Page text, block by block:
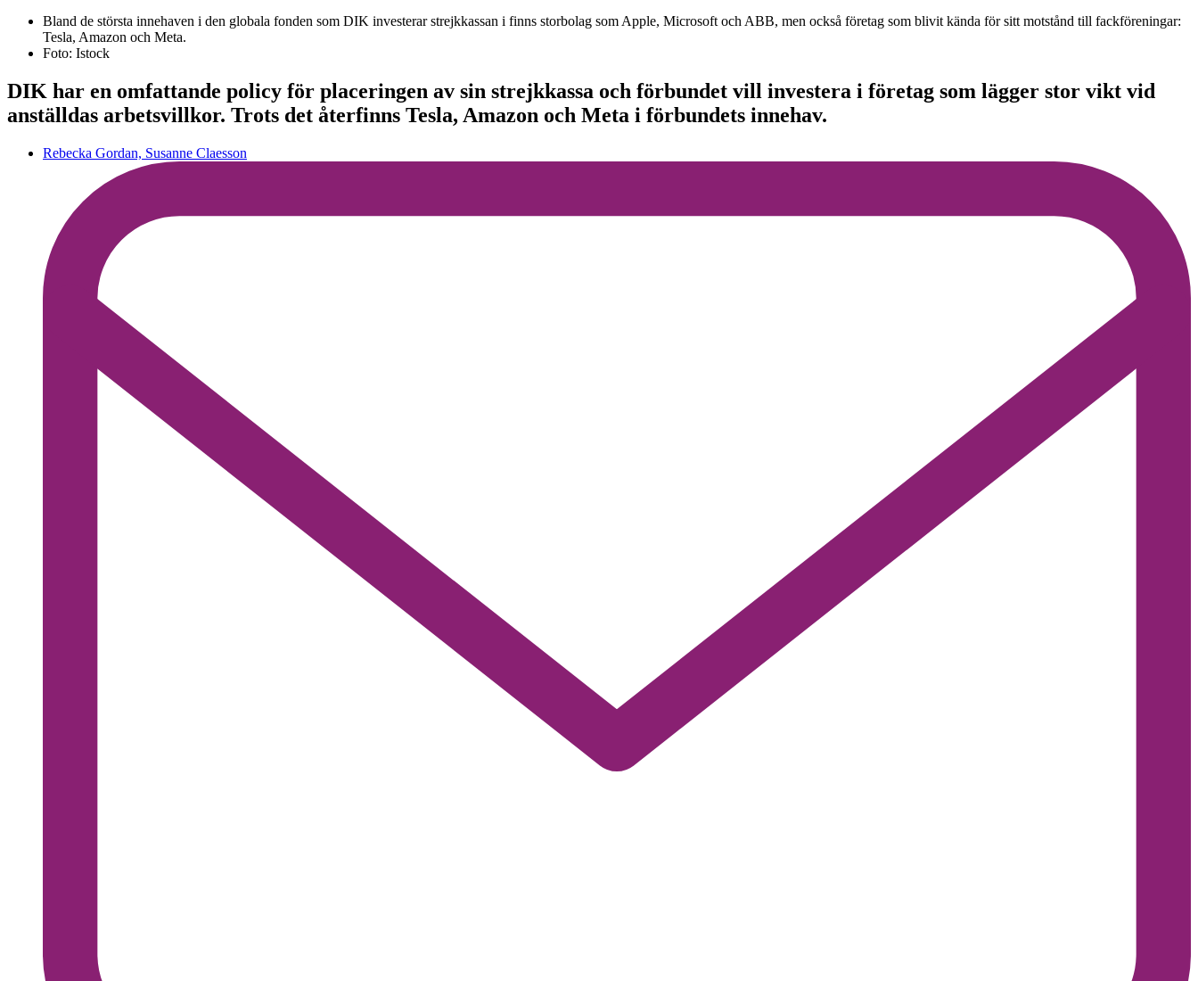
Bland de största innehaven i den globala fonden som DIK investerar strejkkassan i finns storbolag som Apple, Microsoft och ABB, men också företag som blivit kända för sitt motstånd till fackföreningar:
Tesla, Amazon och Meta.
Foto: Istock
DIK har en omfattande policy för placeringen av sin strejkkassa och förbundet vill investera i företag som lägger stor vikt vid
anställdas arbetsvillkor. Trots det återfinns Tesla, Amazon och Meta i förbundets innehav.
Rebecka Gordan, Susanne Claesson